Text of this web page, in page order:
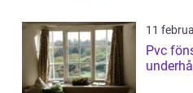
11
Pvc fönster hållbart,